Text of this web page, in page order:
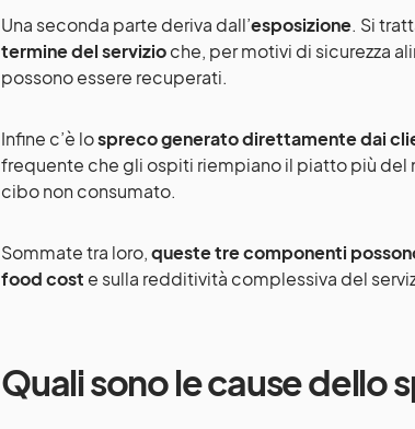
Una seconda parte deriva dall’esposizione. Si
termine del servizioche, per motivi di sicurezza
possono essere recuperati.
Infine c’è lospreco generato direttamente dai
frequente che gli ospiti riempiano il piatto più del
cibo non consumato.
Sommate tra loro,queste tre componenti
food cost e sulla redditività complessiva del
Quali sono le cause dello